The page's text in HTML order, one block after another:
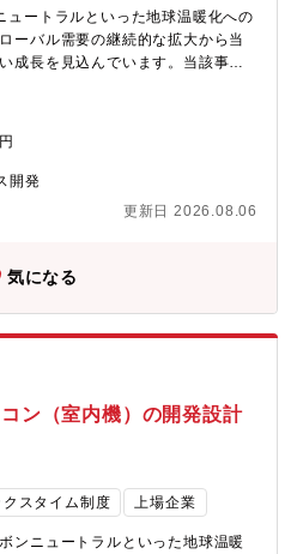
ュートラルといった地球温暖化への
ーバル需要の継続的な拡大から当
成長を見込んでいます。当該事業
的な経験者採用を行っておりま
空調冷熱機器を通して、社会を支
球環境への貢献に繋がる業務に携
経験・スキルを活かしたい方、新
製品組立および部品加工における生
器生産に関わる製造企画スタッフ
短縮を目的に各種改善業務に携わ
生産性向上にむけた分析から改善
来を見据えた製造戦略の企画にも
の提案と各種プロジェクトを実
語、環境、ツール、資格等海外拠
する場合がありますが、必須スキ
グラムを組むことはほとんどあり
等の基本ツールを使用します。
と効率的に業務遂行いただけま
理部事業環境を見据えた工場機能
備及び製造技術開発。国内、海外
推進による工場機能の強化・製造
開発
更新日 2026.08.06
気になる
ン（室内機）の開発設計
クスタイム制度 上場企業
ンニュートラルといった地球温暖